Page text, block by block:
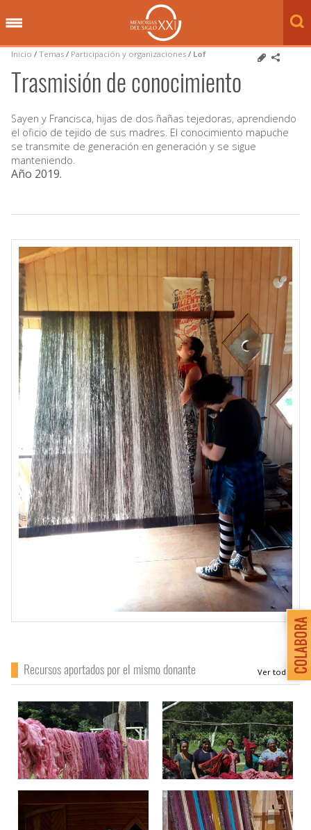
Inicio / Temas / Participación y organizaciones / Lof
Trasmisión de conocimiento
Sayen y Francisca, hijas de dos ñañas tejedoras, aprendiendo
el oficio de tejido de sus madres. El conocimiento mapuche
se transmite de generación en generación y se sigue
manteniendo.
Año 2019.
Recursos aportados por el mismo donante